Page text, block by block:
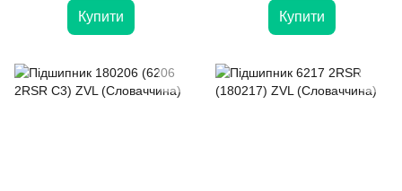
Купити Купити